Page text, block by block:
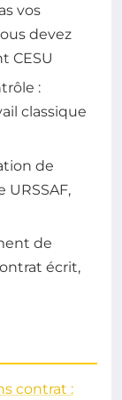
vos
devez
CESU
:
classique
de
URSSAF,
de
écrit,
contrat :